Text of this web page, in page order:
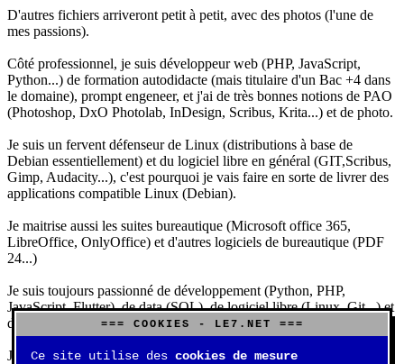
D'autres fichiers arriveront petit à petit, avec des photos (l'une de
mes passions).
Côté professionnel, je suis développeur web (PHP, JavaScript,
Python...) de formation autodidacte (mais titulaire d'un Bac +4 dans
le domaine), prompt engeneer, et j'ai de très bonnes notions de PAO
(Photoshop, DxO Photolab, InDesign, Scribus, Krita...) et de photo.
Je suis un fervent défenseur de Linux (distributions à base de
Debian essentiellement) et du logiciel libre en général (GIT,Scribus,
Gimp, Audacity...), c'est pourquoi je vais faire en sorte de livrer des
applications compatible Linux (Debian).
Je maitrise aussi les suites bureautique (Microsoft office 365,
LibreOffice, OnlyOffice) et d'autres logiciels de bureautique (PDF
24...)
Je suis toujours passionné de développement (Python, PHP,
JavaScript, Flutter), de data (SQL), de logiciel libre (Linux, Git...) et
d'IA (principalement Claude et DeepSeek).
J'aime jouer, surtout aux jeux de sociétés (Risk, Uno, Scrabble...),
=== COOKIES - LE7.NET ===
Ce site utilise des cookies de mesure